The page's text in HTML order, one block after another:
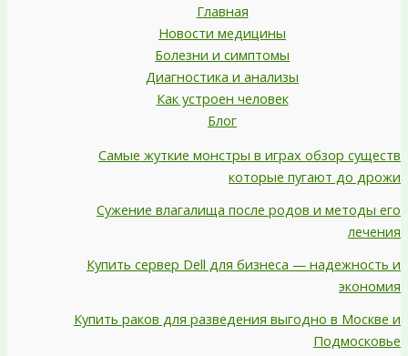
Главная
Новости медицины
Болезни и симптомы
Диагностика и анализы
Как устроен человек
Блог
Самые жуткие монстры в играх обзор существ
которые пугают до дрожи
Сужение влагалища после родов и методы его
лечения
Купить сервер Dell для бизнеса — надежность и
экономия
Купить раков для разведения выгодно в Москве и
Подмосковье